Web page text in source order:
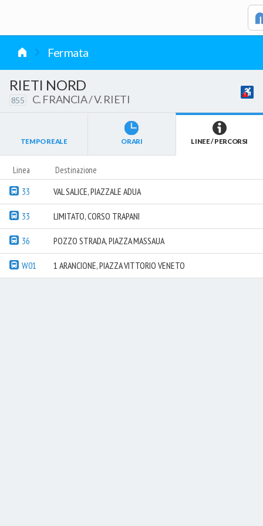
Fermata
RIETI NORD
855 C. FRANCIA / V. RIETI
TEMPO REALE ORARI LINEE / PERCORSI
Linea Destinazione
33 VAL SALICE, PIAZZALE ADUA
33 LIMITATO, CORSO TRAPANI
36 POZZO STRADA, PIAZZA MASSAUA
W01 1 ARANCIONE, PIAZZA VITTORIO VENETO